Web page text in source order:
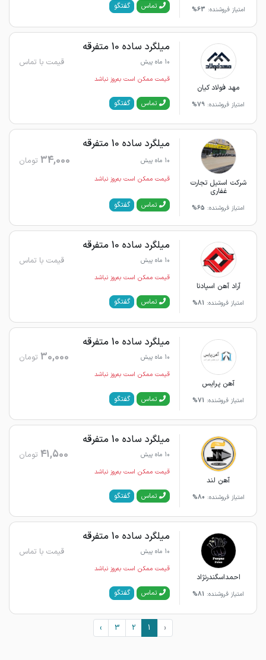
امتیاز فروشنده: 63% تماس گفتگو
مهد فولاد کیان
امتیاز فروشنده: 79%
میلگرد ساده 10 متفرقه
10 ماه پیش قیمت با تماس
قیمت ممکن است به‌روز نباشد
تماس گفتگو
شرکت استیل تجارت
غفاری
امتیاز فروشنده: 65%
میلگرد ساده 10 متفرقه
10 ماه پیش 34,000 تومان
قیمت ممکن است به‌روز نباشد
تماس گفتگو
آراد آهن اسپادنا
امتیاز فروشنده: 81%
میلگرد ساده 10 متفرقه
10 ماه پیش قیمت با تماس
قیمت ممکن است به‌روز نباشد
تماس گفتگو
آهن پرایس
امتیاز فروشنده: 71%
میلگرد ساده 10 متفرقه
10 ماه پیش 30,000 تومان
قیمت ممکن است به‌روز نباشد
تماس گفتگو
آهن لند
امتیاز فروشنده: 80%
میلگرد ساده 10 متفرقه
10 ماه پیش 41,500 تومان
قیمت ممکن است به‌روز نباشد
تماس گفتگو
احمداسگندرنژاد
امتیاز فروشنده: 81%
میلگرد ساده 10 متفرقه
10 ماه پیش قیمت با تماس
قیمت ممکن است به‌روز نباشد
تماس گفتگو
‹
1
2
3
›